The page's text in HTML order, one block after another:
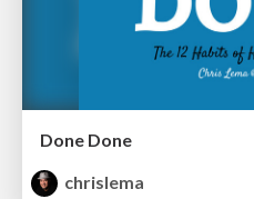
Done Done
chrislema